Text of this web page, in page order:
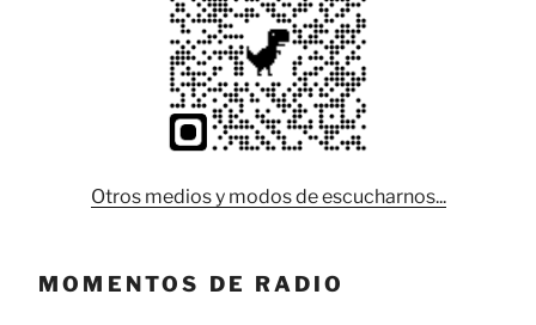
Otros medios y modos de escucharnos...
MOMENTOS DE RADIO